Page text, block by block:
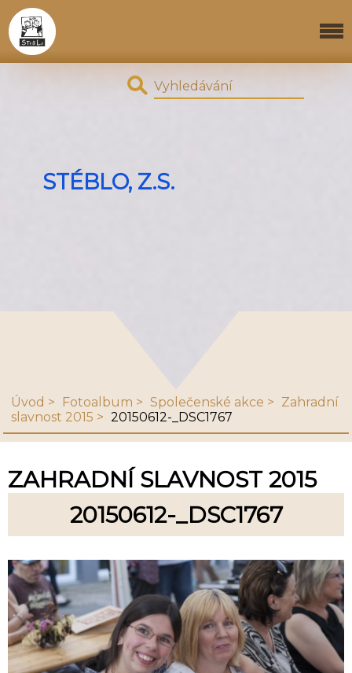
STÉBLO, Z.S.
Úvod Fotoalbum Společenské akce
Zahradní
slavnost 2015
20150612-_DSC1767
ZAHRADNÍ SLAVNOST 2015
20150612-_DSC1767